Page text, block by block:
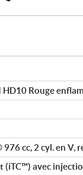
Rouge
cc, 2 cyl. en V,
avec